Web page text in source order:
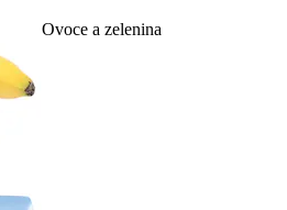
Ovoce a zelenina